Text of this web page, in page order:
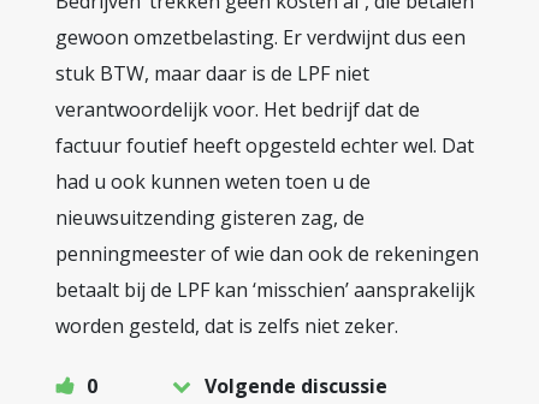
gewoon omzetbelasting. Er verdwijnt dus een
stuk BTW, maar daar is de LPF niet
verantwoordelijk voor. Het bedrijf dat de
factuur foutief heeft opgesteld echter wel. Dat
had u ook kunnen weten toen u de
nieuwsuitzending gisteren zag, de
penningmeester of wie dan ook de rekeningen
betaalt bij de LPF kan ‘misschien’ aansprakelijk
worden gesteld, dat is zelfs niet zeker.
0 Volgende discussie